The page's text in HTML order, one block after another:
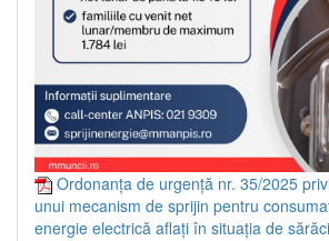
Ordonanța de urgență nr. 35/2025
unui mecanism de sprijin pentru
energie electrică aflați în situația de